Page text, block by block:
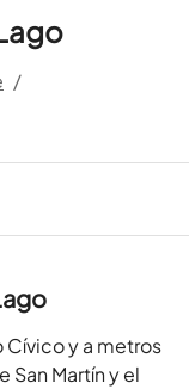
/
y a metros
Martín y el